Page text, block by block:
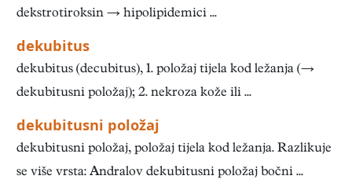
dekstrotiroksin → hipolipidemici ...
dekubitus
dekubitus (decubitus), 1. položaj tijela kod ležanja (→
dekubitusni položaj); 2. nekroza kože ili ...
dekubitusni položaj
dekubitusni položaj, položaj tijela kod ležanja. Razlikuje
se više vrsta: Andralov dekubitusni položaj bočni ...